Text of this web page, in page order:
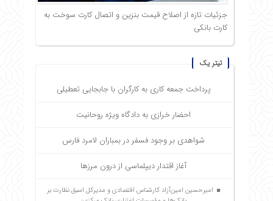
جزئیات تازه از اصلاح قیمت بنزین و اتصال کارت سوخت به
کارت بانکی
تیتر یک
پرداخت جمعه کاری به کارگران با جابجایی تعطیلی
احضار خرازی به دادگاه ویژه روحانیت
شواهدی بر وجود فسفر در بمباران لامرد فارس
آغاز اقتدار دیپلماسی از درون مرزها
امیرحسین امین‌آزاد کارشناس اقتصادی و مدیرکل اسبق نظارت بر